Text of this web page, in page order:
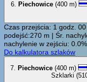
6. Piechowice (400 m)
Czas przejścia: 1 godz.
podejść:270 m | Śr.
nachylenie w zejściu:
Do kalkulatora szlaków
7. Piechowice(400 m)
Szklarki